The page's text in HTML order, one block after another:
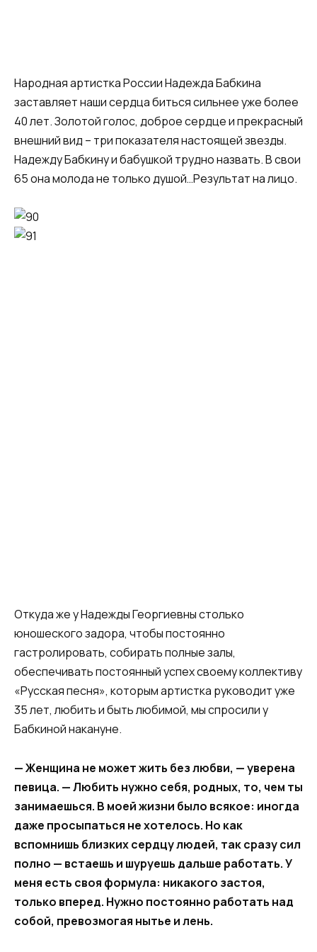
Народная артистка России Надежда Бабкина
заставляет наши сердца биться сильнее уже более
40 лет. Золотой голос, доброе сердце и прекрасный
внешний вид – три показателя настоящей звезды.
Надежду Бабкину и бабушкой трудно назвать. В свои
65 она молода не только душой…Результат на лицо.
Откуда же у Надежды Георгиевны столько
юношеского задора, чтобы постоянно
гастролировать, собирать полные залы,
обеспечивать постоянный успех своему коллективу
«Русская песня», которым артистка руководит уже
35 лет, любить и быть любимой, мы спросили у
Бабкиной накануне.
— Женщина не может жить без любви, — уверена
певица. — Любить нужно себя, родных, то, чем ты
занимаешься. В моей жизни было всякое: иногда
даже просыпаться не хотелось. Но как
вспомнишь близких сердцу людей, так сразу сил
полно — встаешь и шуруешь дальше работать. У
меня есть своя формула: никакого застоя,
только вперед. Нужно постоянно работать над
собой, превозмогая нытье и лень.